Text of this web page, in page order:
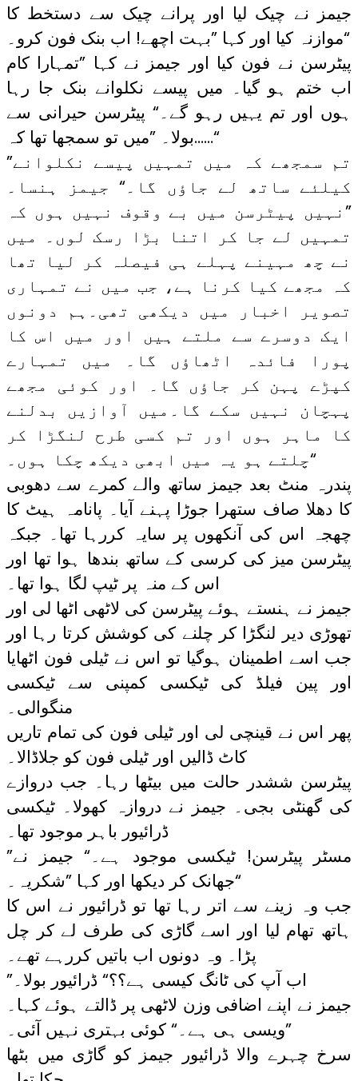
جیمز نے چیک لیا اور پرانے چیک سے دستخط کا
موازنہ کیا اور کہا ”بہت اچھے! اب بنک فون کرو۔“
پیٹرسن نے فون کیا اور جیمز نے کہا ”تمہارا کام
اب ختم ہو گیا۔ میں پیسے نکلوانے بنک جا رہا
ہوں اور تم یہیں رہو گے۔“ پیٹرسن حیرانی سے
بولا۔ ”میں تو سمجھا تھا کہ……“
”تم سمجھے کہ میں تمہیں پیسے نکلوانے
کیلئے ساتھ لے جاؤں گا۔“ جیمز ہنسا۔
”نہیں پیٹرسن میں بے وقوف نہیں ہوں کہ
تمہیں لے جا کر اتنا بڑا رسک لوں۔ میں
نے چھ مہینے پہلے ہی فیصلہ کر لیا تھا
کہ مجھے کیا کرنا ہے، جب میں نے تمہاری
تصویر اخبار میں دیکھی تھی۔ہم دونوں
ایک دوسرے سے ملتے ہیں اور میں اس کا
پورا فائدہ اٹھاؤں گا۔ میں تمہارے
کپڑے پہن کر جاؤں گا۔ اور کوئی مجھے
پہچان نہیں سکے گا۔میں آوازیں بدلنے
کا ماہر ہوں اور تم کسی طرح لنگڑا کر
چلتے ہو یہ میں ابھی دیکھ چکا ہوں۔“
پندرہ منٹ بعد جیمز ساتھ والے کمرے سے دھوبی
کا دھلا صاف ستھرا جوڑا پہنے آیا۔ پانامہ ہیٹ کا
چھجہ اس کی آنکھوں پر سایہ کررہا تھا۔ جبکہ
پیٹرسن میز کی کرسی کے ساتھ بندھا ہوا تھا اور
اس کے منہ پر ٹیپ لگا ہوا تھا۔
جیمز نے ہنستے ہوئے پیٹرسن کی لاٹھی اٹھا لی اور
تھوڑی دیر لنگڑا کر چلنے کی کوشش کرتا رہا اور
جب اسے اطمینان ہوگیا تو اس نے ٹیلی فون اٹھایا
اور پین فیلڈ کی ٹیکسی کمپنی سے ٹیکسی
منگوالی۔
پھر اس نے قینچی لی اور ٹیلی فون کی تمام تاریں
کاٹ ڈالیں اور ٹیلی فون کو جلاڈالا۔
پیٹرسن ششدر حالت میں بیٹھا رہا۔ جب دروازے
کی گھنٹی بجی۔ جیمز نے دروازہ کھولا۔ ٹیکسی
ڈرائیور باہر موجود تھا۔
”مسٹر پیٹرسن! ٹیکسی موجود ہے۔“ جیمز نے
جھانک کر دیکھا اور کہا ”شکریہ۔“
جب وہ زینے سے اتر رہا تھا تو ڈرائیور نے اس کا
ہاتھ تھام لیا اور اسے گاڑی کی طرف لے کر چل
پڑا۔ وہ دونوں اب باتیں کررہے تھے۔
”اب آپ کی ٹانگ کیسی ہے؟؟“ ڈرائیور بولا۔
جیمز نے اپنے اضافی وزن لاٹھی پر ڈالتے ہوئے کہا۔
”ویسی ہی ہے۔“ کوئی بہتری نہیں آئی۔
سرخ چہرے والا ڈرائیور جیمز کو گاڑی میں بٹھا